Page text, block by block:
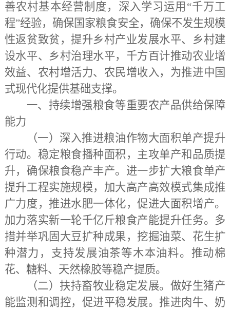
善农村基本经营制度，深入学习运用“千万工
程”经验，确保国家粮食安全，确保不发生规模
性返贫致贫，提升乡村产业发展水平、乡村建
设水平、乡村治理水平，千方百计推动农业增
效益、农村增活力、农民增收入，为推进中国
式现代化提供基础支撑。
一、持续增强粮食等重要农产品供给保障
能力
（一）深入推进粮油作物大面积单产提升
行动。 稳定粮食播种面积，主攻单产和品质提
升，确保粮食稳产丰产。进一步扩大粮食单产
提升工程实施规模，加大高产高效模式集成推
广力度，推进水肥一体化，促进大面积增产。
加力落实新一轮千亿斤粮食产能提升任务。多
措并举巩固大豆扩种成果，挖掘油菜、花生扩
种潜力，支持发展油茶等木本油料。推动棉
花、糖料、天然橡胶等稳产提质。
（二）扶持畜牧业稳定发展。做好生猪产
能监测和调控，促进平稳发展。推进肉牛、奶